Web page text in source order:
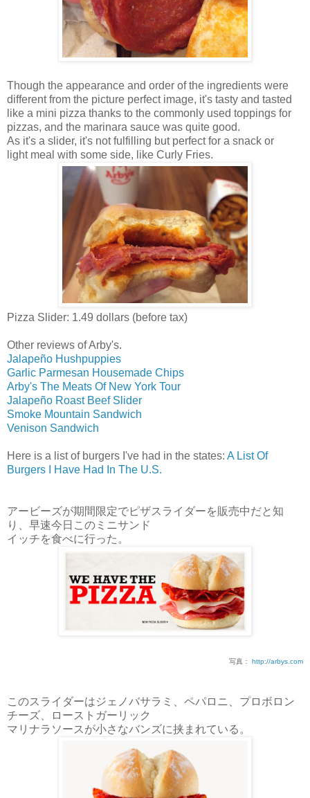
Though the appearance and order of the ingredients were
different from the picture perfect image, it's tasty and tasted
like a mini pizza thanks to the commonly used toppings for
pizzas, and the marinara sauce was quite good.
As it's a slider, it's not fulfilling but perfect for a snack or
light meal with some side, like Curly Fries.
Pizza Slider: 1.49 dollars (before tax)
Other reviews of Arby's.
Jalapeño Hushpuppies
Garlic Parmesan Housemade Chips
Arby's The Meats Of New York Tour
Jalapeño Roast Beef Slider
Smoke Mountain Sandwich
Venison Sandwich
Here is a list of burgers I've had in the states: A List Of
Burgers I Have Had In The U.S.
アービーズが期間限定でピザスライダーを販売中だと知
り、早速今日このミニサンド
イッチを食べに行った。
写真： http://arbys.com
このスライダーはジェノバサラミ、ペパロニ、プロボロン
チーズ、ローストガーリック
マリナラソースが小さなバンズに挟まれている。